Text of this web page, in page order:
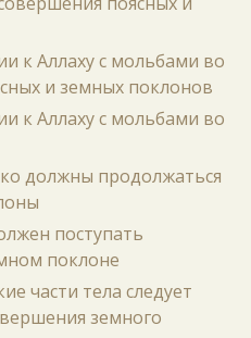
к Аллаху с мольбами во
и земных поклонов
к Аллаху с мольбами во
должны продолжаться
поступать
поклоне
части тела следует
земного